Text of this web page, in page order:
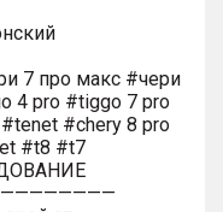
7 про макс #чери
4 pro #tiggo 7 pro
#chery 8 pro
#t8 #t7